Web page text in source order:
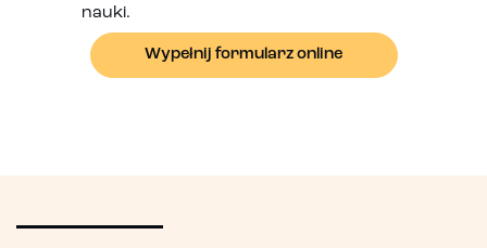
nauki.
Wypełnij formularz online